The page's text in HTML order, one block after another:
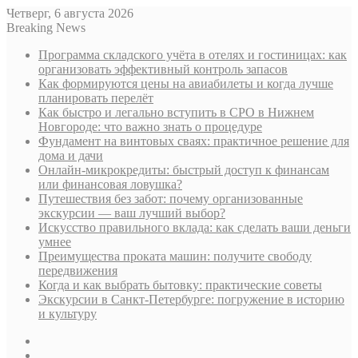
Четверг, 6 августа 2026
Breaking News
Программа складского учёта в отелях и гостиницах: как
организовать эффективный контроль запасов
Как формируются цены на авиабилеты и когда лучше
планировать перелёт
Как быстро и легально вступить в СРО в Нижнем
Новгороде: что важно знать о процедуре
Фундамент на винтовых сваях: практичное решение для
дома и дачи
Онлайн-микрокредиты: быстрый доступ к финансам
или финансовая ловушка?
Путешествия без забот: почему организованные
экскурсии — ваш лучший выбор?
Искусство правильного вклада: как сделать ваши деньги
умнее
Преимущества проката машин: получите свободу
передвижения
Когда и как выбрать бытовку: практические советы
Экскурсии в Санкт-Петербурге: погружение в историю
и культуру